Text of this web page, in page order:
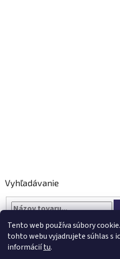
Tento web používa súbory
tohto webu vyjadrujete súhlas s
informáciítu.
Vyhľadávanie